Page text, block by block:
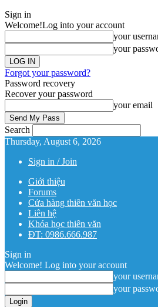
Sign in
Welcome!Log into your account
your
your
Forgot your password?
Password recovery
Recover your password
your email
Search
Thursday, August 6, 2026
Sign in / Join
Giới thiệu
Forums
Cửa hàng thiên văn học
Liên hệ
Khóa học thiên văn
ĐT: 0986.666.987
Sign in
Welcome! Log into your account
your
your